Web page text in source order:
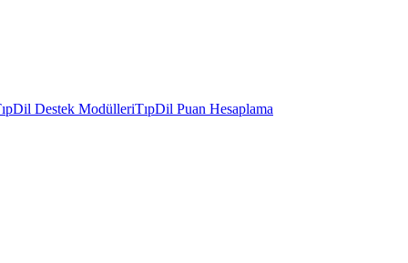
Destek ModülleriTıpDil Puan Hesaplama